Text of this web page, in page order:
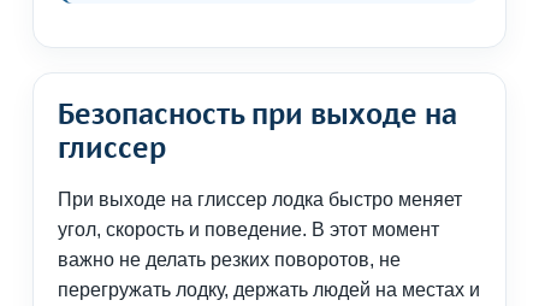
Безопасность при выходе на
глиссер
При выходе на глиссер лодка быстро меняет
угол, скорость и поведение. В этот момент
важно не делать резких поворотов, не
перегружать лодку, держать людей на местах и